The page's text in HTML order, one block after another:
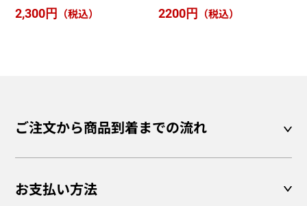
2,300円
（税込）
2200円
（税込）
ご注文から商品到着までの流れ
お支払い方法